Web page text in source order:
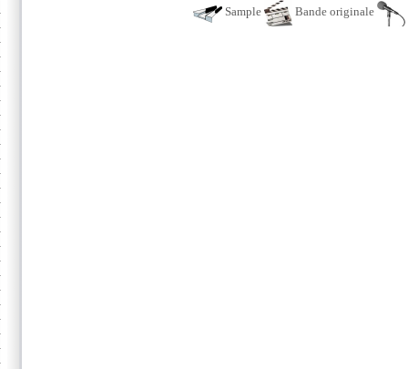
Sample Bande originale